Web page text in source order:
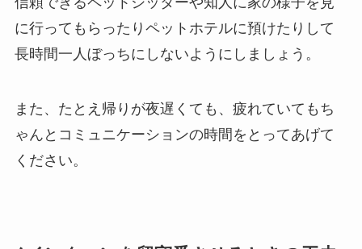
に行ってもらったりペットホテルに預けたりして
長時間一人ぼっちにしないようにしましょう。
また、たとえ帰りが夜遅くても、疲れていてもち
ゃんとコミュニケーションの時間をとってあげて
ください。